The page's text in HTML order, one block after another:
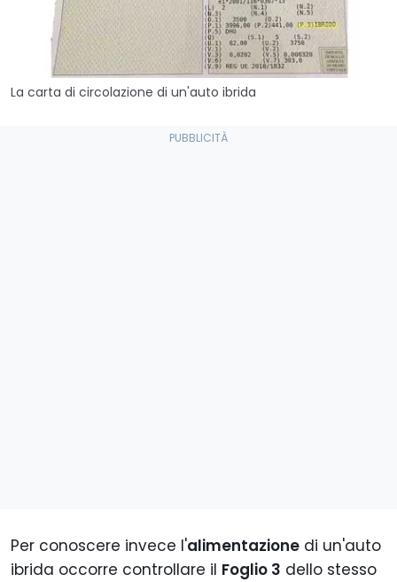
La carta di circolazione di un'auto ibrida
Per conoscere invece l'alimentazione di un'auto
ibrida occorre controllare il Foglio 3 dello stesso